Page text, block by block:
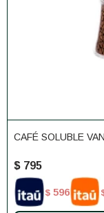
CAFÉ SOLUBLE
$ 795
$ 596